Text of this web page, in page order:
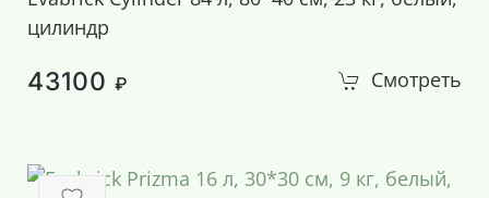
цилиндр
43100 ₽ Смотреть